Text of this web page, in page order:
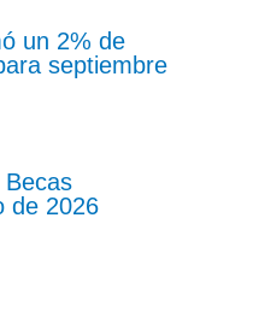
un 2% de
septiembre
de 2026